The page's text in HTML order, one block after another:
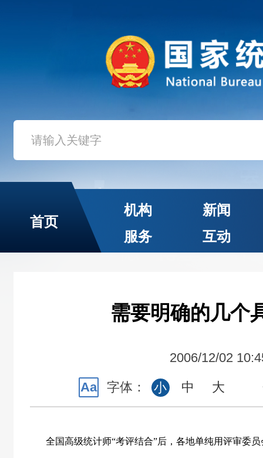
首页
机构
新闻
服务
互动
需要明确的几个
2006/12/02
Aa
字体： 小 中 大
全国高级统计师“考评结合”后，各地单纯用评审委员